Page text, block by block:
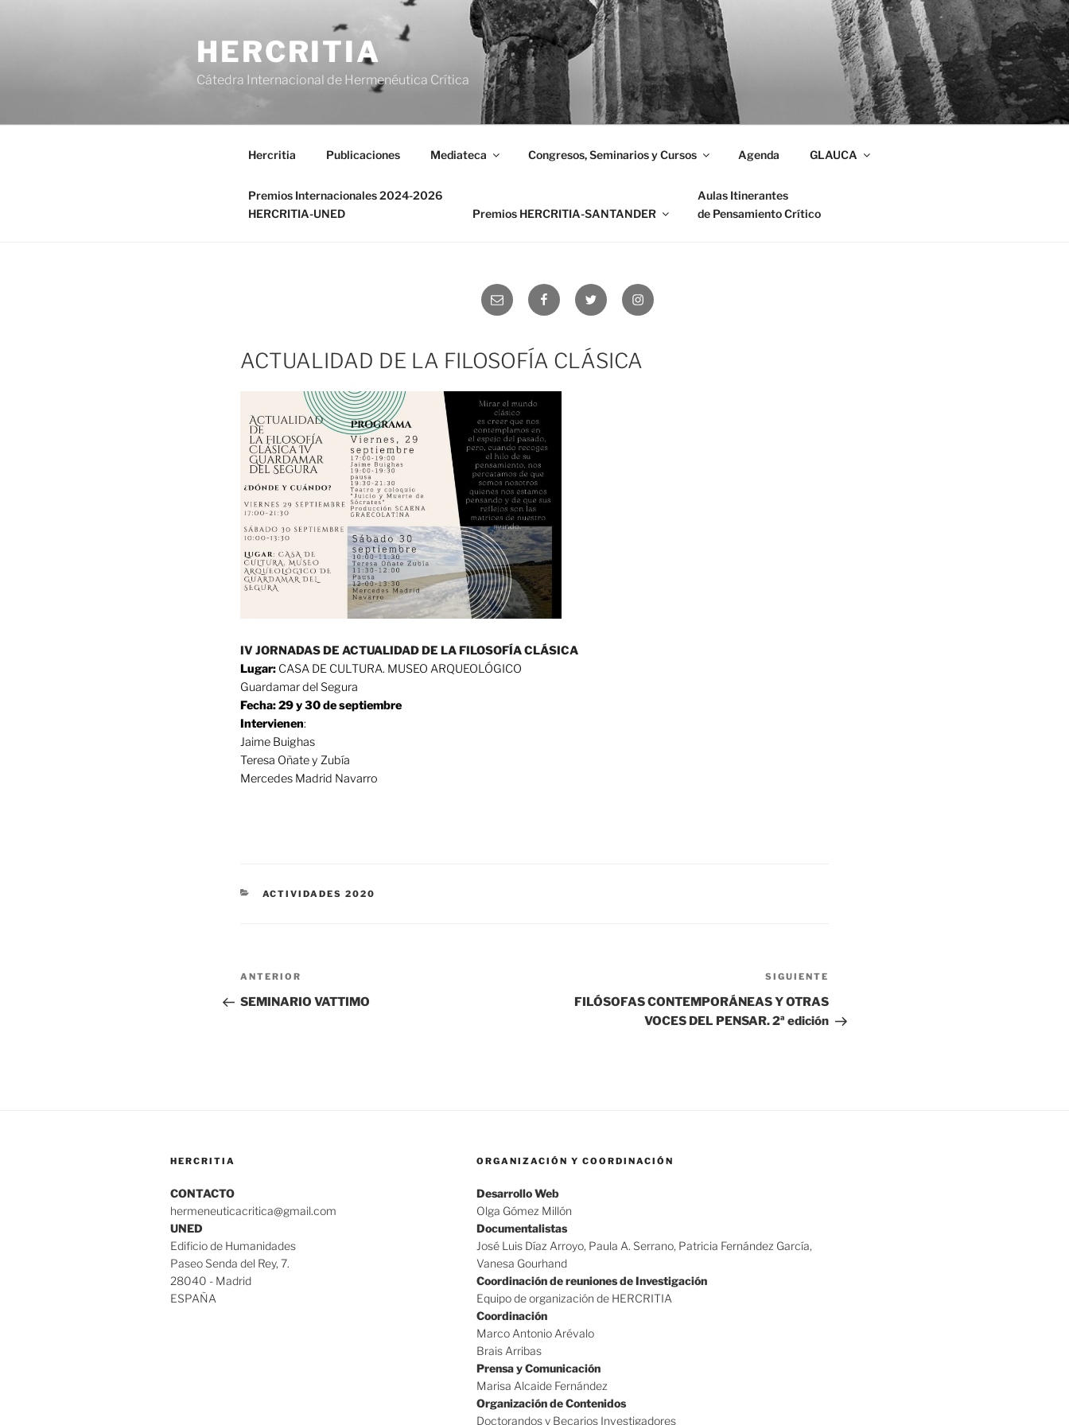
HERCRITIA
Cátedra Internacional de Hermenéutica Crítica
Hercritia Publicaciones Mediateca Congresos, Seminarios y Cursos Agenda GLAUCA
Premios Internacionales 2024-2026
HERCRITIA-UNED
Premios HERCRITIA-SANTANDER
Aulas Itinerantes
de Pensamiento Crítico
ACTUALIDAD DE LA FILOSOFÍA CLÁSICA
IV JORNADAS DE ACTUALIDAD DE LA FILOSOFÍA CLÁSICA
Lugar: CASA DE CULTURA. MUSEO ARQUEOLÓGICO
Guardamar del Segura
Fecha: 29 y 30 de septiembre
Intervienen:
Jaime Buighas
Teresa Oñate y Zubía
Mercedes Madrid Navarro
CATEGORÍAS
ACTIVIDADES 2020
Navegación
de
Entrada
anterior:
ANTERIOR
SEMINARIO VATTIMO
entrada
SIGUIENTE
FILÓSOFAS CONTEMPORÁNEAS Y OTRAS
VOCES DEL PENSAR. 2ª edición
HERCRITIA
CONTACTO
hermeneuticacritica@gmail.com
UNED
Edificio de Humanidades
Paseo Senda del Rey, 7.
28040 - Madrid
ESPAÑA
ORGANIZACIÓN Y COORDINACIÓN
Desarrollo Web
Olga Gómez Millón
Documentalistas
José Luis Díaz Arroyo, Paula A. Serrano, Patricia Fernández García,
Vanesa Gourhand
Coordinación de reuniones de Investigación
Equipo de organización de HERCRITIA
Coordinación
Marco Antonio Arévalo
Brais Arribas
Prensa y Comunicación
Marisa Alcaide Fernández
Organización de Contenidos
Doctorandos y Becarios Investigadores
Correo
electrónico
FacebookTwitter Instagram